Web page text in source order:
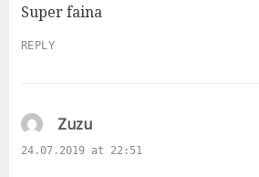
Super faina
REPLY
Zuzus
a
24.07.2019 at 22:51